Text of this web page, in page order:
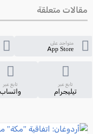
مقالات متعلقة
متواجد على
App Store
تابع عبر
تيليجرام
تابع عبر
واتساب